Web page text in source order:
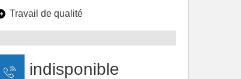
Travail de qualité
indisponible